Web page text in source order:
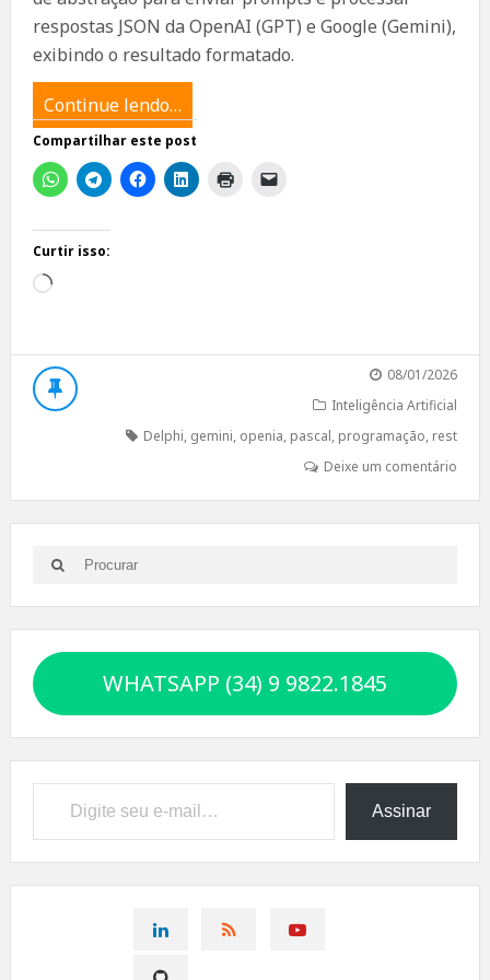
respostas JSON da OpenAI (GPT) e Google (Gemini),
exibindo o resultado formatado.
Continue lendo…
Compartilhar este post
Curtir isso:
Carregando...
08/01/2026
Inteligência Artificial
Delphi, gemini, openia, pascal, programação, rest
Deixe um comentário
for:
Search
WHATSAPP (34) 9 9822.1845
Digite seu e-mail…
Assinar
CONNECT CONNECT